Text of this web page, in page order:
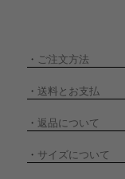
・ ご注文方法
・ 送料とお支払
・ 返品について
・ サイズについて